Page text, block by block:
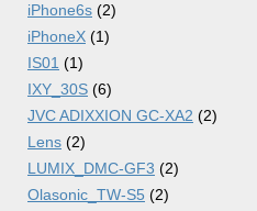
iPhone6s (2)
iPhoneX (1)
IS01 (1)
IXY_30S (6)
JVC ADIXXION GC-XA2 (2)
Lens (2)
LUMIX_DMC-GF3 (2)
Olasonic_TW-S5 (2)